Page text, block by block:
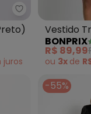
Essendi -
juros
Vestido
Babados
BONPRIX
R$ 89,99
ou 3x de
-55%